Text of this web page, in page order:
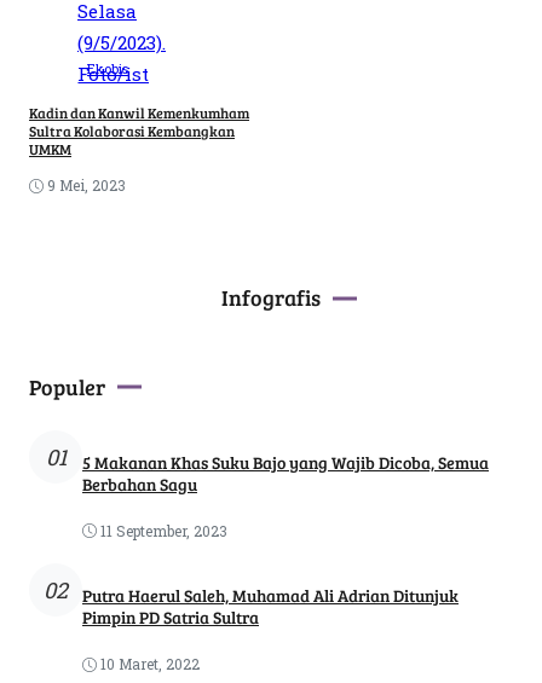
Ekobis
Kadin dan Kanwil Kemenkumham
Sultra Kolaborasi Kembangkan
UMKM
9 Mei, 2023
Infografis
Populer
01
5 Makanan Khas Suku Bajo yang Wajib Dicoba, Semua
Berbahan Sagu
11 September, 2023
02
Putra Haerul Saleh, Muhamad Ali Adrian Ditunjuk
Pimpin PD Satria Sultra
10 Maret, 2022